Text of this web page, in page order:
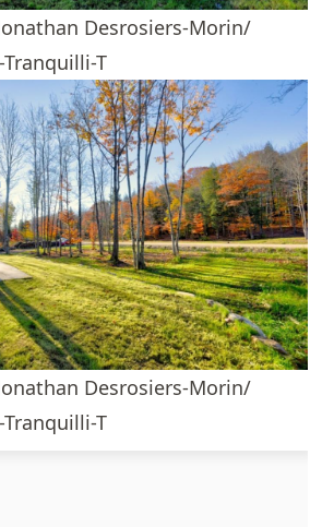
Desrosiers-Morin/
Tranquilli-T
Desrosiers-Morin/
Tranquilli-T